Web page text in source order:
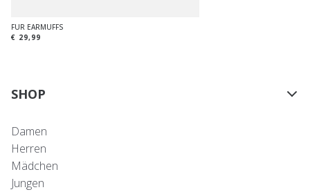
FUR EARMUFFS
€ 29,99
SHOP
Damen
Herren
Mädchen
Jungen